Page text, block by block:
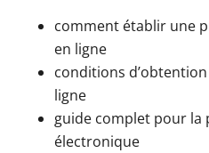
comment établir une
en ligne
conditions
ligne
guide complet pour la
électronique